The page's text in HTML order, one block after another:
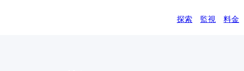
探索 監視 料金